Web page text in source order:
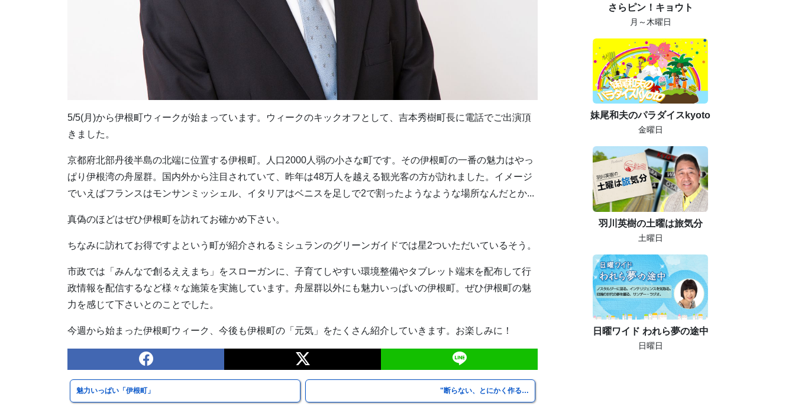
5/5(月)から伊根町ウィークが始まっています。ウィークのキックオフとして、吉本秀樹町長に電話でご出演頂
きました。
京都府北部丹後半島の北端に位置する伊根町。人口2000人弱の小さな町です。その伊根町の一番の魅力はやっ
ぱり伊根湾の舟屋群。国内外から注目されていて、昨年は48万人を越える観光客の方が訪れました。イメージ
でいえばフランスはモンサンミッシェル、イタリアはベニスを足しで2で割ったようなような場所なんだとか...
真偽のほどはぜひ伊根町を訪れてお確かめ下さい。
ちなみに訪れてお得ですよという町が紹介されるミシュランのグリーンガイドでは星2ついただいているそう。
市政では「みんなで創るええまち」をスローガンに、子育てしやすい環境整備やタブレット端末を配布して行
政情報を配信するなど様々な施策を実施しています。舟屋群以外にも魅力いっぱいの伊根町。ぜひ伊根町の魅
力を感じて下さいとのことでした。
今週から始まった伊根町ウィーク、今後も伊根町の「元気」をたくさん紹介していきます。お楽しみに！
魅力いっぱい「伊根町」 "断らない、とにかく作る…
さらピン！キョウト
月～木曜日
妹尾和夫のパラダイスkyoto
金曜日
羽川英樹の土曜は旅気分
土曜日
日曜ワイド われら夢の途中
日曜日